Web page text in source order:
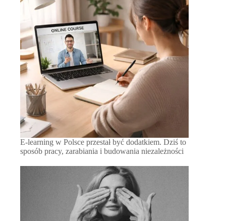
E-learning w Polsce przestał być dodatkiem. Dziś to
sposób pracy, zarabiania i budowania niezależności